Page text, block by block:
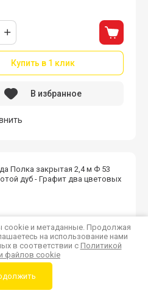
Купить в 1 клик
В избранное
Полка закрытая 2,4 м Ф 53
дуб - Графит два цветовых
1
cookie и метаданные. Продолжая
на использование нами
в соответствии с Политикой
файлов cookie